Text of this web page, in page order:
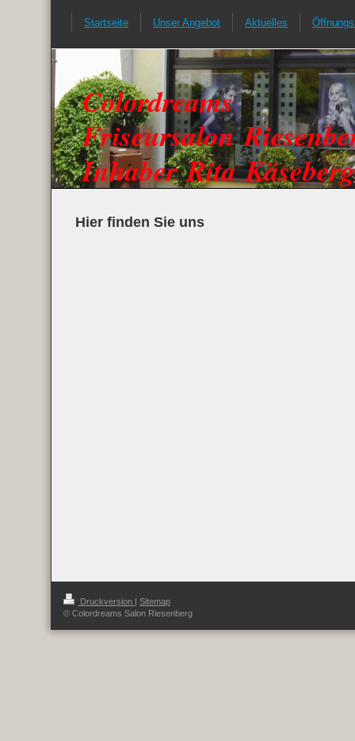
Startseite Unser Angebot Aktuelles
Colordreams
Friseursalon
Inhaber Rita Käseberg
Hier finden Sie uns
Druckversion | Sitemap
© Colordreams Salon Riesenberg